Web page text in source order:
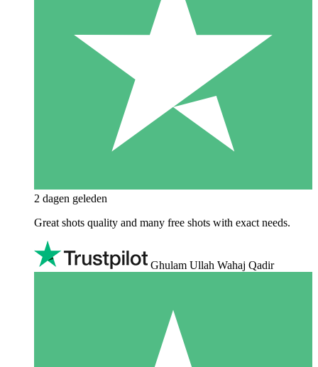
2 dagen geleden
Great shots quality and many free shots with exact needs.
Ghulam Ullah Wahaj Qadir